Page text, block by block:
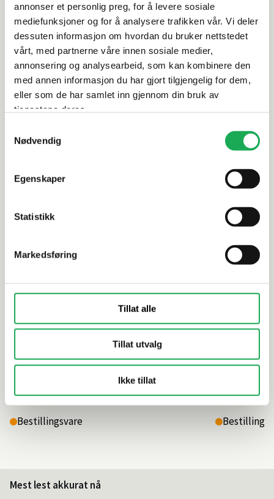
annonser et personlig preg, for å levere sosiale
mediefunksjoner og for å analysere trafikken vår. Vi deler
dessuten informasjon om hvordan du bruker nettstedet
vårt, med partnerne våre innen sosiale medier,
annonsering og analysearbeid, som kan kombinere den
med annen informasjon du har gjort tilgjengelig for dem,
eller som de har samlet inn gjennom din bruk av
tjenestene deres.
Nødvendig
Egenskaper
Statistikk
Markedsføring
Tillat alle
Tillat utvalg
Ikke tillat
Dokumentasjon
Alternative produkter
Tilvalg: PLUS POWER Dobbel
Sort
Bestillingsvare
Tilvalg:
Mest lest akkurat nå